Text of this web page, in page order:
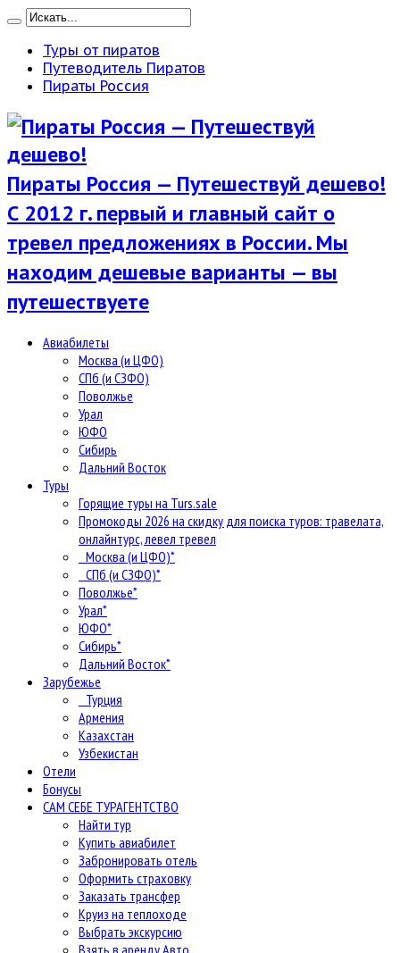
Туры от пиратов
Путеводитель Пиратов
Пираты Россия
Пираты Россия — Путешествуй дешево!
С 2012 г. первый и главный сайт о
тревел предложениях в России. Мы
находим дешевые варианты — вы
путешествуете
Авиабилеты
Москва (и ЦФО)
СПб (и СЗФО)
Поволжье
Урал
ЮФО
Сибирь
Дальний Восток
Туры
Горящие туры на Turs.sale
Промокоды 2026 на скидку для поиска туров: травелата,
онлайнтурс, левел тревел
Москва (и ЦФО)*
СПб (и СЗФО)*
Поволжье*
Урал*
ЮФО*
Сибирь*
Дальний Восток*
Зарубежье
Турция
Армения
Казахстан
Узбекистан
Отели
Бонусы
САМ СЕБЕ ТУРАГЕНТСТВО
Найти тур
Купить авиабилет
Забронировать отель
Оформить страховку
Заказать трансфер
Круиз на теплоходе
Выбрать экскурсию
Взять в аренду Авто